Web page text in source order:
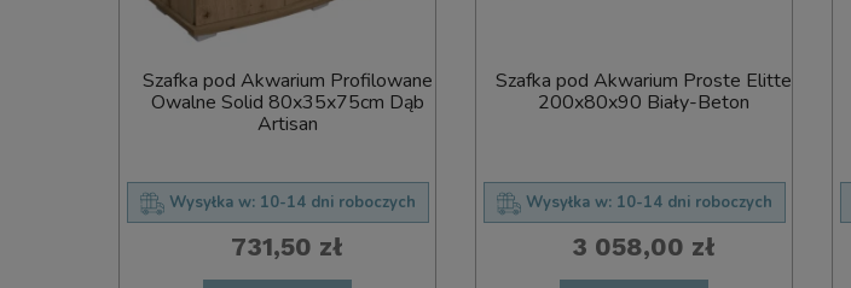
Szafka pod Akwarium Profilowane
Owalne Solid 80x35x75cm Dąb
Artisan
Wysyłka w: 10-14 dni roboczych
731,50 zł
Szafka pod Akwarium Proste Elitte
200x80x90 Biały-Beton
Wysyłka w: 10-14 dni roboczych
3 058,00 zł